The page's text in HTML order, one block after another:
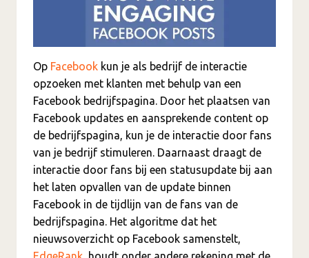
Op Facebook kun je als bedrijf de interactie
opzoeken met klanten met behulp van een
Facebook bedrijfspagina. Door het plaatsen van
Facebook updates en aansprekende content op
de bedrijfspagina, kun je de interactie door fans
van je bedrijf stimuleren. Daarnaast draagt de
interactie door fans bij een statusupdate bij aan
het laten opvallen van de update binnen
Facebook in de tijdlijn van de fans van de
bedrijfspagina. Het algoritme dat het
nieuwsoverzicht op Facebook samenstelt,